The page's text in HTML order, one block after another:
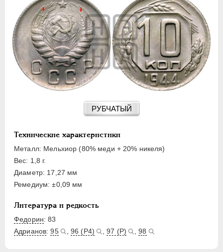
РУБЧАТЫЙ
Технические характеристики
Металл: Мельхиор (80% меди + 20% никеля)
Вес: 1,8 г.
Диаметр: 17,27 мм
Ремедиум: ±0,09 мм
Литература и редкость
Федорин: 83
Адрианов:95 96 (Р4) ,97 (Р) ,98
10 КОПЕЕК
15 КОПЕЕК
20 КОПЕЕК
50 КОПЕЕК
ПОЛТИННИК
1 РУБЛЬ
10 РУБЛЕЙ
ЧЕРВОНЕЦ